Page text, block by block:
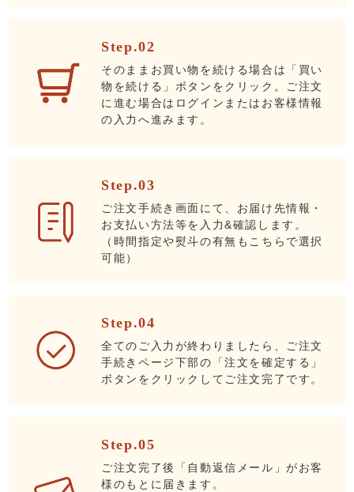
Step.02
そのままお買い物を続ける場合は「買い
物を続ける」ボタンをクリック。ご注文
に進む場合はログインまたはお客様情報
の入力へ進みます。
Step.03
ご注文手続き画面にて、お届け先情報・
お支払い方法等を入力&確認します。
（時間指定や熨斗の有無もこちらで選択
可能）
Step.04
全てのご入力が終わりましたら、ご注文
手続きページ下部の「注文を確定する」
ボタンをクリックしてご注文完了です。
Step.05
ご注文完了後「自動返信メール」がお客
様のもとに届きます。